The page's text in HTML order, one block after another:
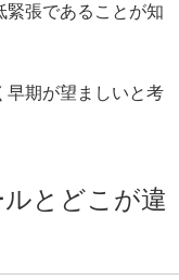
緊張であることが知
早期が望ましいと考
とどこが違